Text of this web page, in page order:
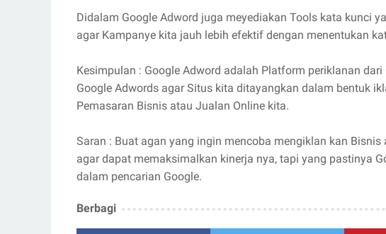
Didalam Google Adword juga meyediakan Tools kata kunci
agar Kampanye kita jauh lebih efektif dengan menentukan
Kesimpulan : Google Adword adalah Platform periklanan
Google Adwords agar Situs kita ditayangkan dalam bentuk
Pemasaran Bisnis atau Jualan Online kita.
Saran : Buat agan yang ingin mencoba mengiklan kan
agar dapat memaksimalkan kinerja nya, tapi yang pastinya
dalam pencarian Google.
Berbagi